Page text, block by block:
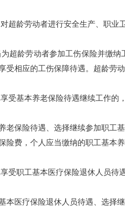
超龄劳动者进行安全生产、职
超龄劳动者参加工伤保险并缴
受相应的工伤保障待遇。超龄劳
受基本养老保险待遇继续工作的
老保险待遇、选择继续参加职工
险费，个人应当缴纳的职工基本
受职工基本医疗保险退休人员待
本医疗保险退休人员待遇、选择